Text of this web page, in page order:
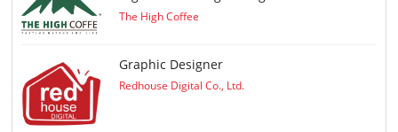
The High Coffee
Graphic Designer
Redhouse Digital Co., Ltd.